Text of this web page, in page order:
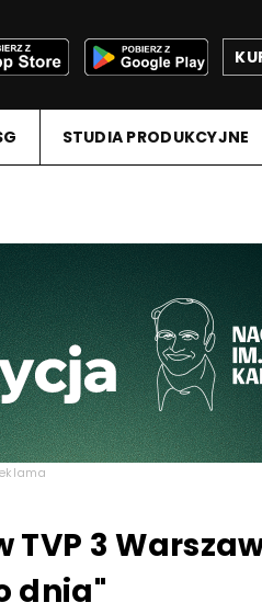
STUDIA PRODUKCYJNE
3
dnia"